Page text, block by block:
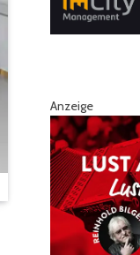
Anzeige